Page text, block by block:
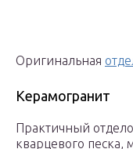
Оригинальная
Керамогранит
Практичный
кварцевого